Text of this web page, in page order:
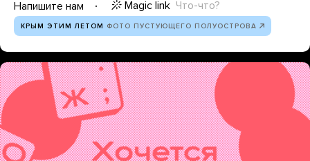
Напишите нам
Magic link Что-что?
КРЫМ ЭТИМ ЛЕТОМ ФОТО ПУСТУЮЩЕГО ПОЛУОСТРОВА